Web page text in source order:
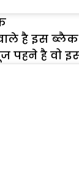
है इस
है वो इस